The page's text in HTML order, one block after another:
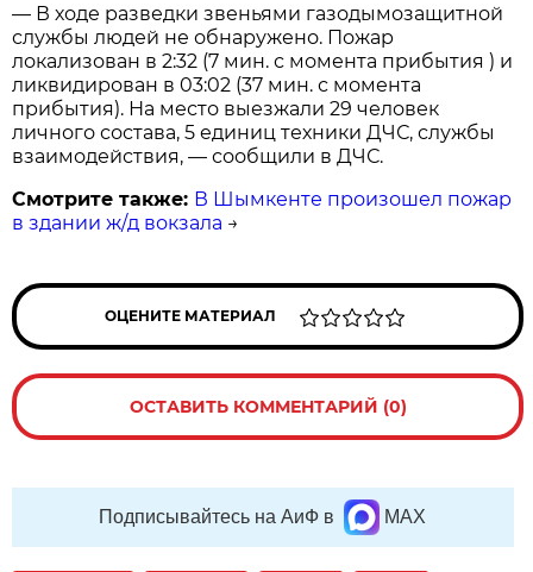
— В ходе разведки звеньями газодымозащитной
службы людей не обнаружено. Пожар
локализован в 2:32 (7 мин. с момента прибытия ) и
ликвидирован в 03:02 (37 мин. с момента
прибытия). На место выезжали​ 29 человек
личного состава, 5 единиц техники ДЧС, службы
взаимодействия, — сообщили в ДЧС.
Смотрите также: В Шымкенте произошел пожар
в здании ж/д вокзала →
ОЦЕНИТЕ МАТЕРИАЛ
ОСТАВИТЬ КОММЕНТАРИЙ (0)
Подписывайтесь на АиФ в MAX